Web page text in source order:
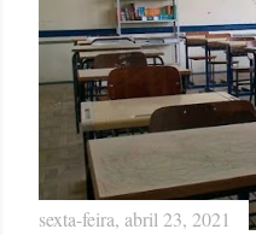
sexta-feira, abril 23, 2021